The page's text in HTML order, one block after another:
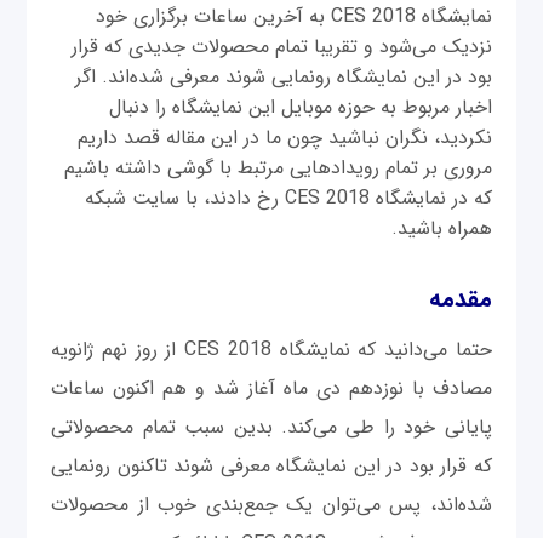
نمایشگاه CES 2018 به آخرین ساعات برگزاری خود
نزدیک می‌شود و تقریبا تمام محصولات جدیدی که قرار
بود در این نمایشگاه رونمایی شوند معرفی شده‌اند. اگر
اخبار مربوط به حوزه موبایل این نمایشگاه را دنبال
نکردید، نگران نباشید چون ما در این مقاله قصد داریم
مروری بر تمام رویدادهایی مرتبط با گوشی داشته باشیم
که در نمایشگاه CES 2018 رخ دادند، با سایت شبکه
همراه باشید.
مقدمه
حتما می‌دانید که نمایشگاه CES 2018 از روز نهم ژانویه
مصادف با نوزدهم دی ماه آغاز شد و هم اکنون ساعات
پایانی خود را طی می‌کند. بدین سبب تمام محصولاتی
که قرار بود در این نمایشگاه معرفی شوند تاکنون رونمایی
شده‌اند، پس می‌توان یک جمع‌بندی خوب از محصولات